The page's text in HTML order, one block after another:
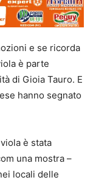
e se ricorda
è parte
di Gioia Tauro. E
hanno segnato
è stata
una mostra –
locali delle